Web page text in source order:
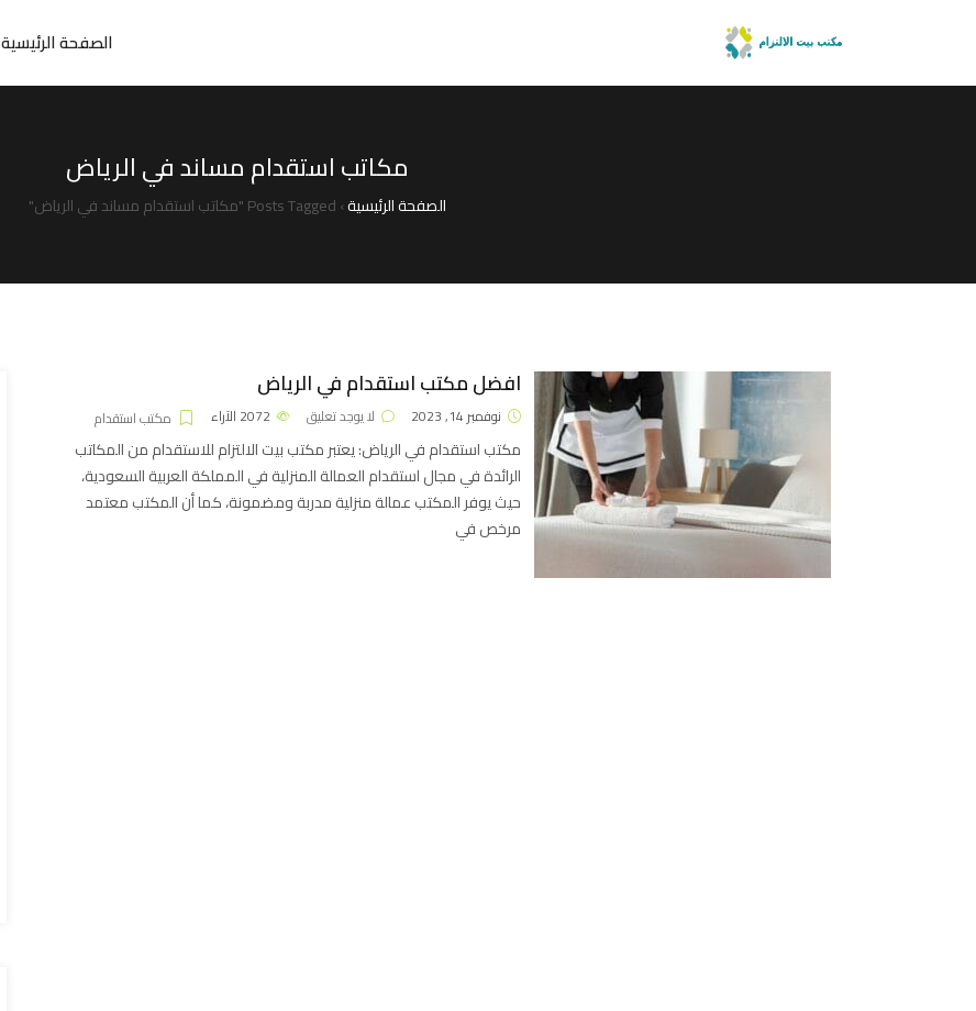
الصفحة الرئيسية
مكاتب استقدام مساند في الرياض
الصفحة الرئيسية›Posts Tagged "مكاتب استقدام مساند في الرياض"
افضل مكتب استقدام في الرياض
نوفمبر 14, 2023 مكتب استقدام لا يوجد تعليق الآراء
مكتب استقدام في الرياض: يعتبر مكتب بيت الالتزام للاستقدام من المكاتب
الرائدة في مجال استقدام العمالة المنزلية في المملكة العربية السعودية،
حيث يوفر المكتب عمالة منزلية مدربة ومضمونة، كما أن المكتب معتمد
مرخص في